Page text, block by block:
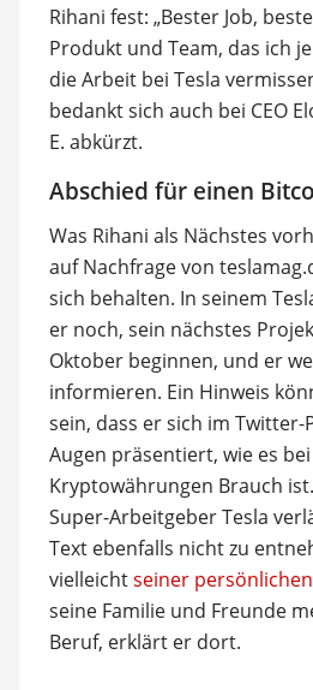
Rihani fest: „Bester Job,
Produkt und Team, das ich
die Arbeit bei Tesla
bedankt sich auch bei CEO
E. abkürzt.
Abschied für einen
Was Rihani als Nächstes
auf Nachfrage von
sich behalten. In seinem
er noch, sein nächstes
Oktober beginnen, und er
informieren. Ein Hinweis
sein, dass er sich im
Augen präsentiert, wie es
Kryptowährungen Brauch
Super-Arbeitgeber Tesla
Text ebenfalls nicht zu
vielleichtseiner
seine Familie und Freunde
Beruf, erklärt er dort.